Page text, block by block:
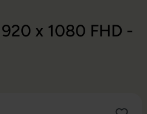
x 1080 FHD -